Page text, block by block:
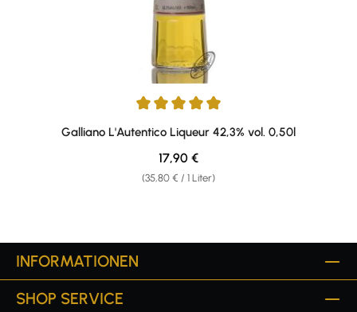
Durchschnittliche Bewertung von 4.89 von 5 Sternen
Galliano L'Autentico Liqueur 42,3% vol. 0,50l
(35,80 € / 1 Liter)
Regulärer Preis:
17,90 €
INFORMATIONEN
SHOP SERVICE